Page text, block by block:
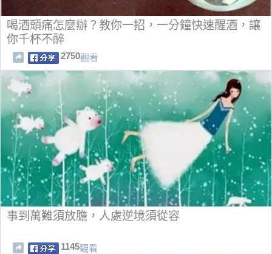
喝酒頭痛怎麼辦？教你一招，一分鐘快速醒酒，讓
你千杯不醉
2750觀看
事到萬難須放膽，人處逆境須從容
1145觀看